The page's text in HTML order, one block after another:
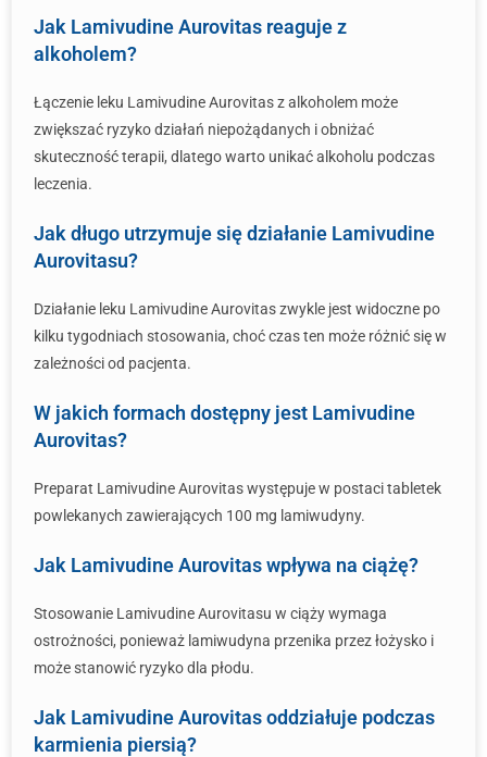
Jak Lamivudine Aurovitas reaguje z
alkoholem?
Łączenie leku Lamivudine Aurovitas z alkoholem może
zwiększać ryzyko działań niepożądanych i obniżać
skuteczność terapii, dlatego warto unikać alkoholu podczas
leczenia.
Jak długo utrzymuje się działanie Lamivudine
Aurovitasu?
Działanie leku Lamivudine Aurovitas zwykle jest widoczne po
kilku tygodniach stosowania, choć czas ten może różnić się w
zależności od pacjenta.
W jakich formach dostępny jest Lamivudine
Aurovitas?
Preparat Lamivudine Aurovitas występuje w postaci tabletek
powlekanych zawierających 100 mg lamiwudyny.
Jak Lamivudine Aurovitas wpływa na ciążę?
Stosowanie Lamivudine Aurovitasu w ciąży wymaga
ostrożności, ponieważ lamiwudyna przenika przez łożysko i
może stanowić ryzyko dla płodu.
Jak Lamivudine Aurovitas oddziałuje podczas
karmienia piersią?